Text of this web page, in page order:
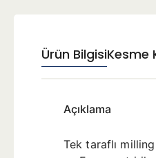
Ürün BilgisiKesme
Açıklama
Tek taraflı